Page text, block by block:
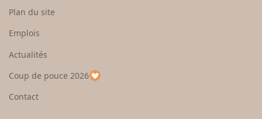
e
u
p
a
Plan du site
Emplois
Actualités
Coup de pouce 2026
Contact